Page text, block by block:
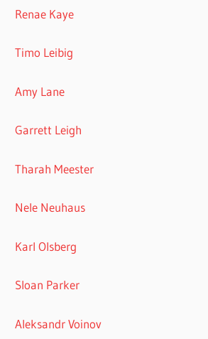
Renae Kaye
Timo Leibig
Amy Lane
Garrett Leigh
Tharah Meester
Nele Neuhaus
Karl Olsberg
Sloan Parker
Aleksandr Voinov